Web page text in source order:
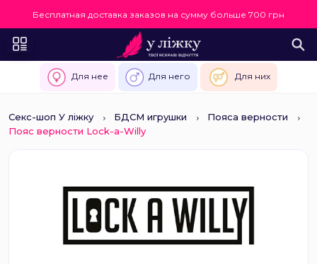
Бесплатная доставка заказов на сумму больше 700 грн
Для нее Для него Для них
Секс-шоп У ліжку БДСМ игрушки
Пояса верности
Пояс верности Lock-a-Willy